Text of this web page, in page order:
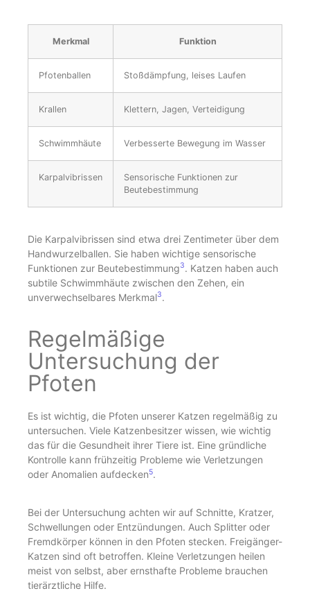
Merkmal Funktion
Pfotenballen Stoßdämpfung, leises Laufen
Krallen Klettern, Jagen, Verteidigung
Schwimmhäute Verbesserte Bewegung im Wasser
Karpalvibrissen
Sensorische Funktionen zur
Beutebestimmung
Die Karpalvibrissen sind etwa drei Zentimeter über dem
Handwurzelballen. Sie haben wichtige sensorische
Funktionen zur Beutebestimmung3. Katzen haben auch
subtile Schwimmhäute zwischen den Zehen, ein
unverwechselbares Merkmal3.
Regelmäßige
Untersuchung der
Pfoten
Es ist wichtig, die Pfoten unserer Katzen regelmäßig zu
untersuchen. Viele Katzenbesitzer wissen, wie wichtig
das für die Gesundheit ihrer Tiere ist. Eine gründliche
Kontrolle kann frühzeitig Probleme wie Verletzungen
oder Anomalien aufdecken5.
Bei der Untersuchung achten wir auf Schnitte, Kratzer,
Schwellungen oder Entzündungen. Auch Splitter oder
Fremdkörper können in den Pfoten stecken. Freigänger-
Katzen sind oft betroffen. Kleine Verletzungen heilen
meist von selbst, aber ernsthafte Probleme brauchen
tierärztliche Hilfe.